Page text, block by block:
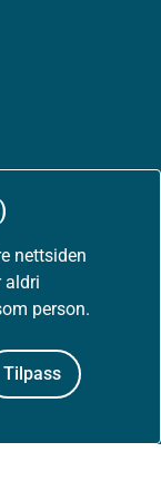
nettsiden
aldri
person.
Tilpass